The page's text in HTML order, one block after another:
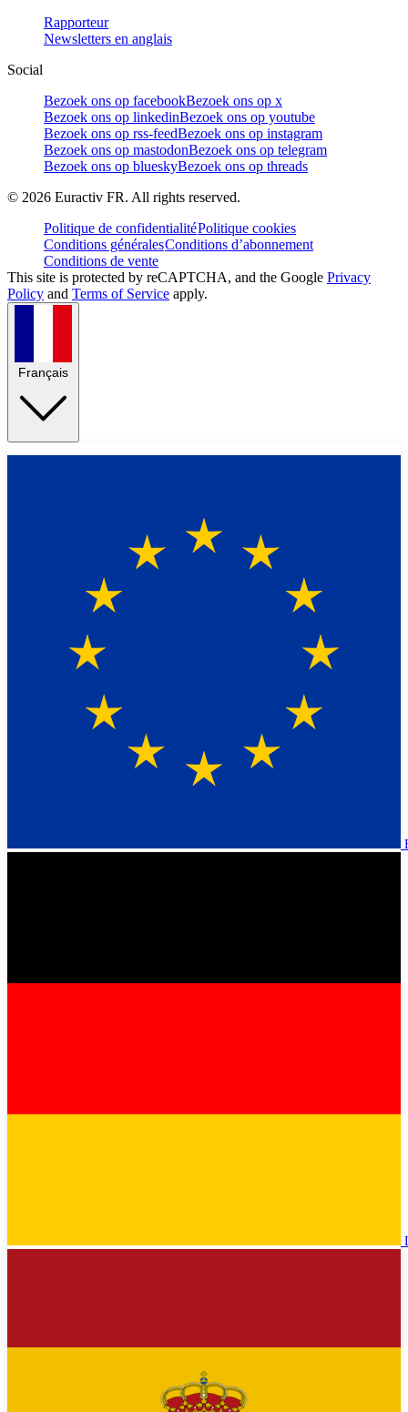
Rapporteur
Newsletters en anglais
Social
Bezoek ons op facebookBezoek ons op x
Bezoek ons op linkedinBezoek ons op youtube
Bezoek ons op rss-feedBezoek ons op instagram
Bezoek ons op mastodonBezoek ons op telegram
Bezoek ons op blueskyBezoek ons op threads
© 2026 Euractiv FR. All rights reserved.
Politique de confidentialitéPolitique cookies
Conditions généralesConditions d’abonnement
Conditions de vente
This site is protected by reCAPTCHA, and the Google Privacy
Policy and Terms of Service apply.
Français